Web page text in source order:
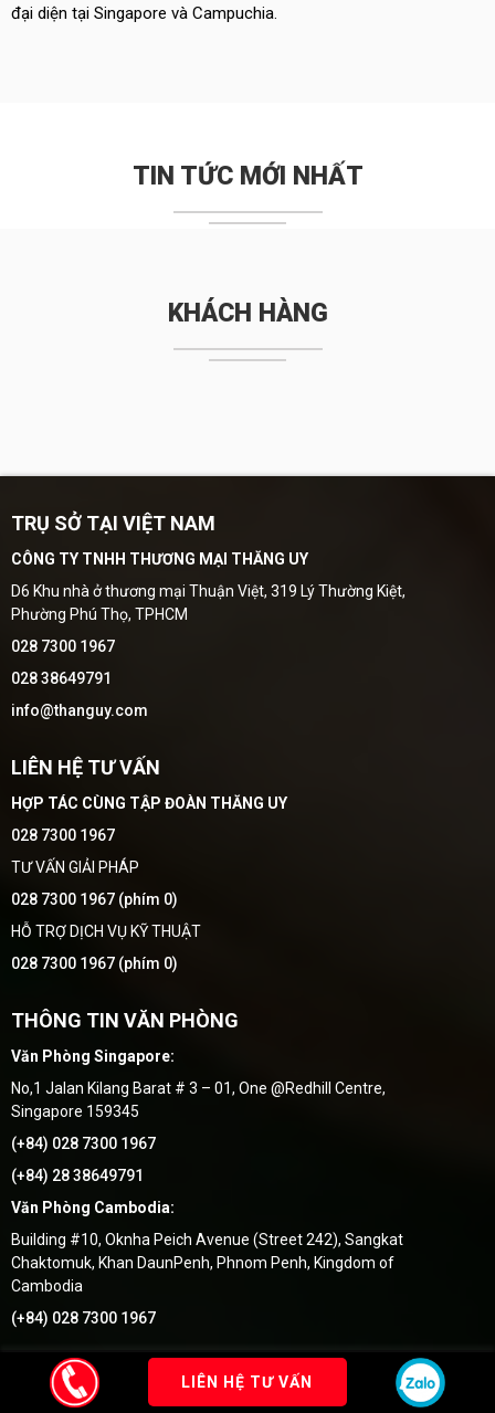
đại diện tại Singapore và Campuchia.
TIN TỨC MỚI NHẤT
KHÁCH HÀNG
TRỤ SỞ TẠI VIỆT NAM
CÔNG TY TNHH THƯƠNG MẠI THĂNG UY
D6 Khu nhà ở thương mại Thuận Việt, 319 Lý Thường Kiệt,
Phường Phú Thọ, TPHCM
028 7300 1967
028 38649791
info@thanguy.com
LIÊN HỆ TƯ VẤN
HỢP TÁC CÙNG TẬP ĐOÀN THĂNG UY
028 7300 1967
TƯ VẤN GIẢI PHÁP
028 7300 1967 (phím 0)
HỖ TRỢ DỊCH VỤ KỸ THUẬT
028 7300 1967 (phím 0)
THÔNG TIN VĂN PHÒNG
Văn Phòng Singapore:
No,1 Jalan Kilang Barat # 3 – 01, One @Redhill Centre,
Singapore 159345
(+84) 028 7300 1967
(+84) 28 38649791
Văn Phòng Cambodia:
Building #10, Oknha Peich Avenue (Street 242), Sangkat
Chaktomuk, Khan DaunPenh, Phnom Penh, Kingdom of
Cambodia
(+84) 028 7300 1967
© 2018 by Thang Uy Group- Thiết kế bởi Vietnhan.co
LIÊN HỆ TƯ VẤN